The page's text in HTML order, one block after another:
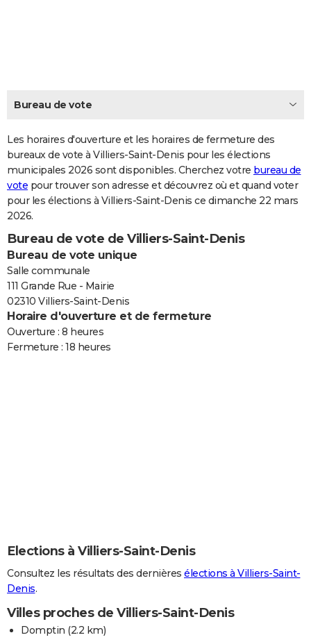
CARTE DE VOEUX
Dictionnaire
Biographies
Citations
Expressions
Proverbes
PROGRAMME TV
COPAINS D'AVANT
S'inscrire
Se connecter
Lycées
Collèges
Primaires
Universités
Entreprises
Service militaire
Avis de recherche
AVIS DE DÉCÈS
FORUM
Bricolage
Lifestyle
Culture
Sport
Auto
Television
Voyage
Cinema
Bureau de vote
Les horaires d'ouverture et les horaires de fermeture des
bureaux de vote à Villiers-Saint-Denis pour les élections
municipales 2026 sont disponibles. Cherchez votre bureau de
vote pour trouver son adresse et découvrez où et quand voter
pour les élections à Villiers-Saint-Denis ce dimanche 22 mars
2026.
Bureau de vote de Villiers-Saint-Denis
Bureau de vote unique
Salle communale
111 Grande Rue - Mairie
02310 Villiers-Saint-Denis
Horaire d'ouverture et de fermeture
Ouverture : 8 heures
Fermeture : 18 heures
Elections à Villiers-Saint-Denis
Consultez les résultats des dernières élections à Villiers-Saint-
Denis.
Villes proches de Villiers-Saint-Denis
Domptin (2.2 km)